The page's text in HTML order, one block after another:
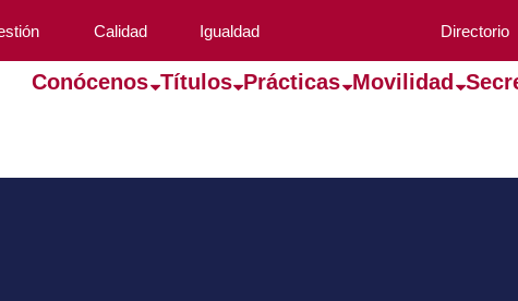
Calidad Igualdad Directorio
Conócenos Títulos Prácticas Movilidad